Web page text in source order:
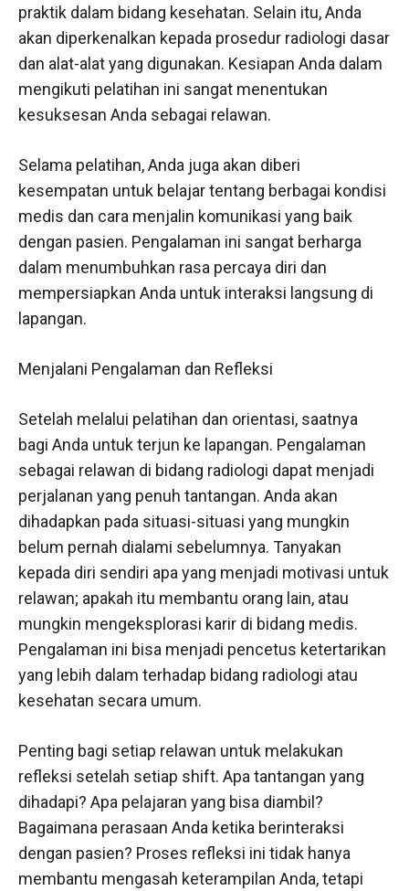
praktik dalam bidang kesehatan. Selain itu, Anda
akan diperkenalkan kepada prosedur radiologi dasar
dan alat-alat yang digunakan. Kesiapan Anda dalam
mengikuti pelatihan ini sangat menentukan
kesuksesan Anda sebagai relawan.
Selama pelatihan, Anda juga akan diberi
kesempatan untuk belajar tentang berbagai kondisi
medis dan cara menjalin komunikasi yang baik
dengan pasien. Pengalaman ini sangat berharga
dalam menumbuhkan rasa percaya diri dan
mempersiapkan Anda untuk interaksi langsung di
lapangan.
Menjalani Pengalaman dan Refleksi
Setelah melalui pelatihan dan orientasi, saatnya
bagi Anda untuk terjun ke lapangan. Pengalaman
sebagai relawan di bidang radiologi dapat menjadi
perjalanan yang penuh tantangan. Anda akan
dihadapkan pada situasi-situasi yang mungkin
belum pernah dialami sebelumnya. Tanyakan
kepada diri sendiri apa yang menjadi motivasi untuk
relawan; apakah itu membantu orang lain, atau
mungkin mengeksplorasi karir di bidang medis.
Pengalaman ini bisa menjadi pencetus ketertarikan
yang lebih dalam terhadap bidang radiologi atau
kesehatan secara umum.
Penting bagi setiap relawan untuk melakukan
refleksi setelah setiap shift. Apa tantangan yang
dihadapi? Apa pelajaran yang bisa diambil?
Bagaimana perasaan Anda ketika berinteraksi
dengan pasien? Proses refleksi ini tidak hanya
membantu mengasah keterampilan Anda, tetapi